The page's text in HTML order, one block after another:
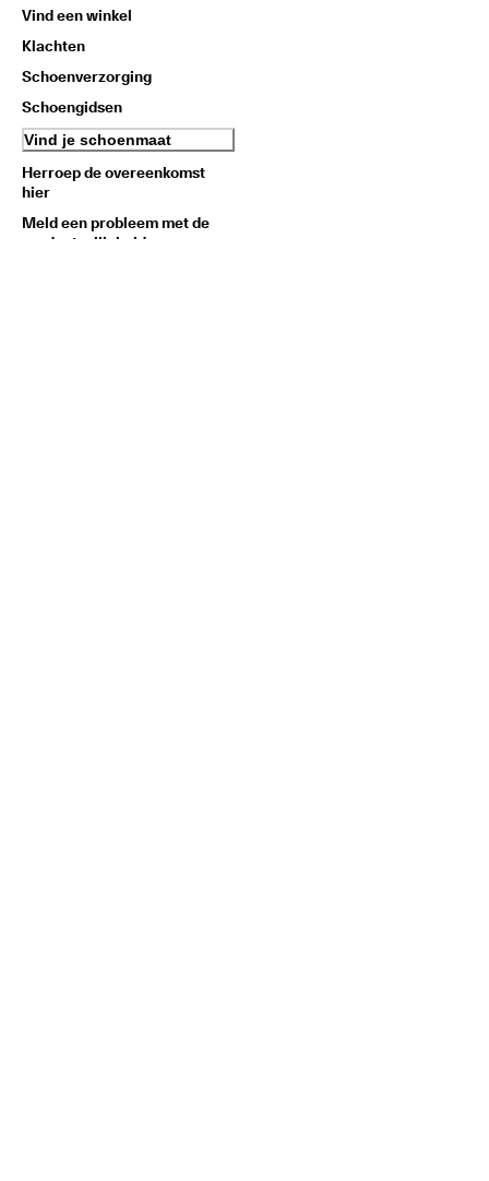
Vind een winkel
Klachten
Schoenverzorging
Schoengidsen
Vind je schoenmaat
Herroep de overeenkomst
hier
Meld een probleem met de
productveiligheid